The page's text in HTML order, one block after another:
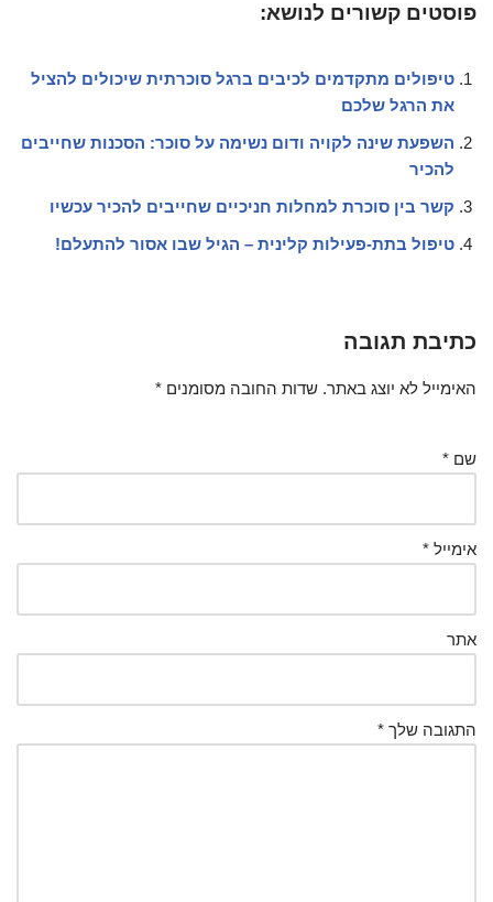
פוסטים קשורים לנושא:
טיפולים מתקדמים לכיבים ברגל סוכרתית שיכולים להציל
את הרגל שלכם
השפעת שינה לקויה ודום נשימה על סוכר: הסכנות שחייבים
להכיר
קשר בין סוכרת למחלות חניכיים שחייבים להכיר עכשיו
טיפול בתת-פעילות קלינית – הגיל שבו אסור להתעלם!
כתיבת תגובה
האימייל לא יוצג באתר. שדות החובה מסומנים *
שם *
אימייל *
אתר
התגובה שלך *